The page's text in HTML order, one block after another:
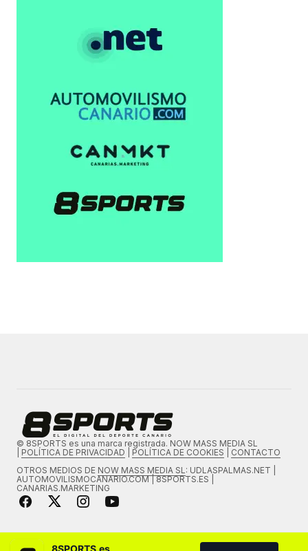
© 8SPORTS es una marca registrada. NOW MASS MEDIA SL
POLÍTICA DE PRIVACIDAD POLÍTICA DE COOKIES
CONTACTO
OTROS MEDIOS DE NOW MASS MEDIA SL : UDLASPALMAS.NET |
AUTOMOVILISMOCANARIO.COM | 8SPORTS.ES |
CANARIAS.MARKETING
8SPORTS.es